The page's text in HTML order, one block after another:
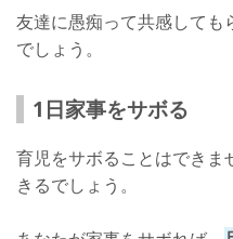
友達に愚痴って共感しても
でしょう。
1日家事をサボる
育児をサボることはでき
きるでしょう。